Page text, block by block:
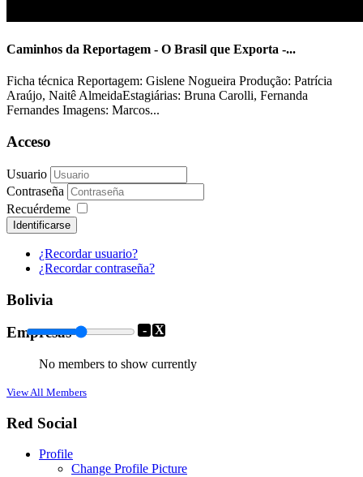
Caminhos da Reportagem - O Brasil que Exporta -...
Ficha técnica Reportagem: Gislene Nogueira Produção: Patrícia
Araújo, Naitê AlmeidaEstagiárias: Bruna Carolli, Fernanda
Fernandes Imagens: Marcos...
Acceso
Usuario
Contraseña
Recuérdeme
Identificarse
¿Recordar usuario?
¿Recordar contraseña?
Bolivia
- X
Empresas
No members to show currently
View All Members
Red Social
Profile
Change Profile Picture